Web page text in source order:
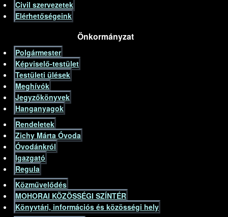
Civil szervezetek
Elérhetőségeink
Önkormányzat
Polgármester
Képviselő-testület
Testületi ülések
Meghívók
Jegyzőkönyvek
Hanganyagok
Rendeletek
Zichy Márta Óvoda
Óvodánkról
Igazgató
Regula
Közművelődés
MOHORAI KÖZÖSSÉGI SZÍNTÉR
Könyvtári, információs és közösségi hely